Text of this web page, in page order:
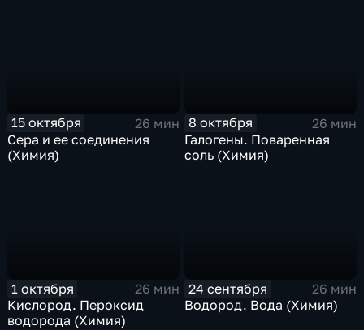
15 октября
26 мин
Сера и ее соединения
(Химия)
8 октября
26 мин
Галогены. Поваренная
соль (Химия)
1 октября
26 мин
Кислород. Пероксид
водорода (Химия)
24 сентября
26 мин
Водород. Вода (Химия)